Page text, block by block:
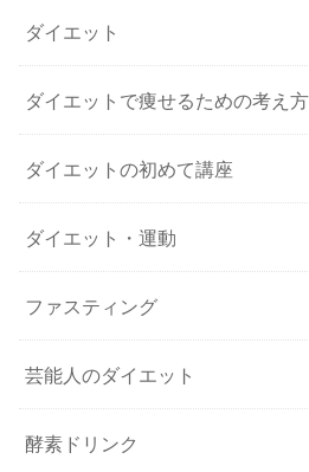
ダイエット
ダイエットで痩せるための考え方
ダイエットの初めて講座
ダイエット・運動
ファスティング
芸能人のダイエット
酵素ドリンク